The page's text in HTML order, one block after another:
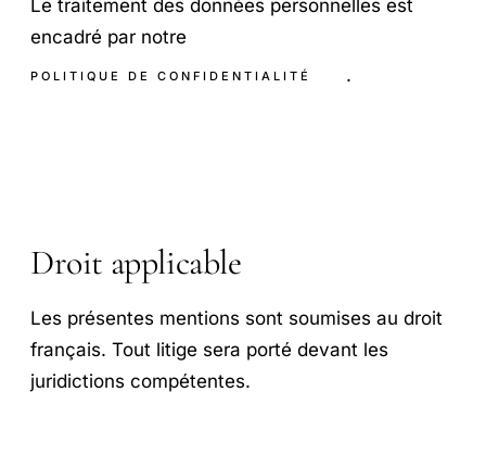
Le traitement des données personnelles est
encadré par notre
POLITIQUE DE CONFIDENTIALITÉ .
Droit applicable
Les présentes mentions sont soumises au droit
français. Tout litige sera porté devant les
juridictions compétentes.